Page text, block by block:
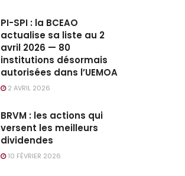
PI-SPI : la BCEAO
actualise sa liste au 2
avril 2026 — 80
institutions désormais
autorisées dans l’UEMOA
2 AVRIL 2026
BRVM : les actions qui
versent les meilleurs
dividendes
10 FÉVRIER 2026